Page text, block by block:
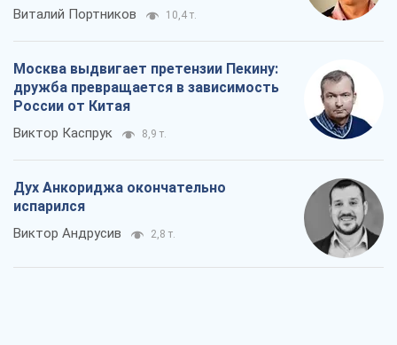
Виталий Портников 10,4 т.
Москва выдвигает претензии Пекину:
дружба превращается в зависимость
России от Китая
Виктор Каспрук 8,9 т.
Дух Анкориджа окончательно
испарился
Виктор Андрусив 2,8 т.